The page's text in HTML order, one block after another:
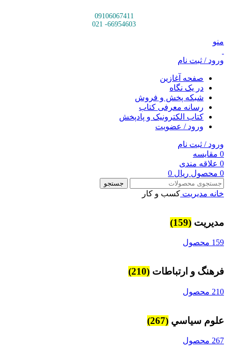
09106067411
66954603- 021
منو
ورود / ثبت نام
صفحه آغازین
در یک نگاه
شبکه پخش و فروش
رسانه معرفی کتاب
کتاب الکترونیک و پادپخش
ورود / عضویت
ورود / ثبت نام
0 مقایسه
0 علاقه مندی
0 محصول ریال
جستجو
خانه مديريت کسب و کار
مديريت (159)
159 محصول
فرهنگ و ارتباطات (210)
210 محصول
علوم سياسي (267)
267 محصول